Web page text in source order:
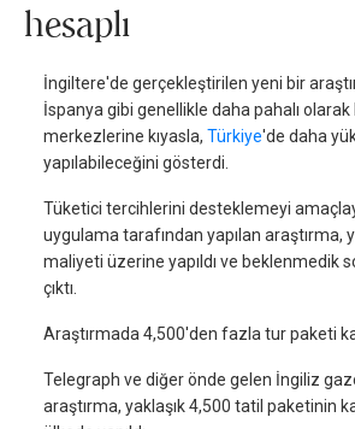
hesaplı
İngiltere'de gerçekleştirilen yeni bir
İspanya gibi genellikle daha pahalı
merkezlerine kıyasla, Türkiye'de daha
yapılabileceğini gösterdi.
Tüketici tercihlerini desteklemeyi
uygulama tarafından yapılan araştırma,
maliyeti üzerine yapıldı ve beklenmedik
çıktı.
Araştırmada 4,500'den fazla tur paketi
Telegraph ve diğer önde gelen İngiliz
araştırma, yaklaşık 4,500 tatil paketinin